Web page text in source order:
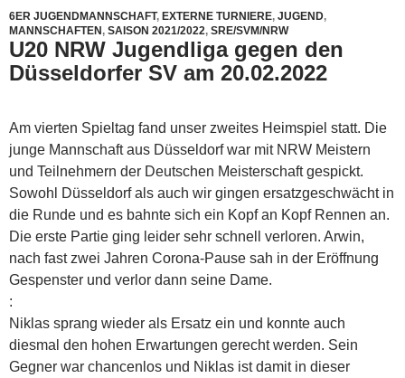
6ER JUGENDMANNSCHAFT, EXTERNE TURNIERE, JUGEND,
MANNSCHAFTEN , SAISON 2021/2022, SRE/SVM/NRW
U20 NRW Jugendliga gegen den
Düsseldorfer SV am 20.02.2022
Am vierten Spieltag fand unser zweites Heimspiel statt. Die
junge Mannschaft aus Düsseldorf war mit NRW Meistern
und Teilnehmern der Deutschen Meisterschaft gespickt.
Sowohl Düsseldorf als auch wir gingen ersatzgeschwächt in
die Runde und es bahnte sich ein Kopf an Kopf Rennen an.
Die erste Partie ging leider sehr schnell verloren. Arwin,
nach fast zwei Jahren Corona-Pause sah in der Eröffnung
Gespenster und verlor dann seine Dame.
:
Niklas sprang wieder als Ersatz ein und konnte auch
diesmal den hohen Erwartungen gerecht werden. Sein
Gegner war chancenlos und Niklas ist damit in dieser